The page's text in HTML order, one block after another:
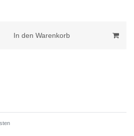
In den Warenkorb